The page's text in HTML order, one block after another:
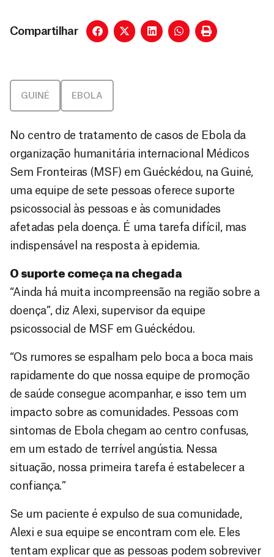
Compartilhar
GUINÉ EBOLA
No centro de tratamento de casos de Ebola da
organização humanitária internacional Médicos
Sem Fronteiras (MSF) em Guéckédou, na Guiné,
uma equipe de sete pessoas oferece suporte
psicossocial às pessoas e às comunidades
afetadas pela doença. É uma tarefa difícil, mas
indispensável na resposta à epidemia.
O suporte começa na chegada
“Ainda há muita incompreensão na região sobre a
doença”, diz Alexi, supervisor da equipe
psicossocial de MSF em Guéckédou.
“Os rumores se espalham pelo boca a boca mais
rapidamente do que nossa equipe de promoção
de saúde consegue acompanhar, e isso tem um
impacto sobre as comunidades. Pessoas com
sintomas de Ebola chegam ao centro confusas,
em um estado de terrível angústia. Nessa
situação, nossa primeira tarefa é estabelecer a
confiança.”
Se um paciente é expulso de sua comunidade,
Alexi e sua equipe se encontram com ele. Eles
tentam explicar que as pessoas podem sobreviver